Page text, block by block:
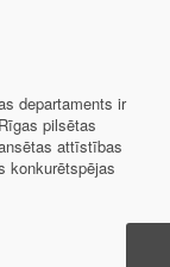
departaments ir
pilsētas
attīstības
konkurētspējas